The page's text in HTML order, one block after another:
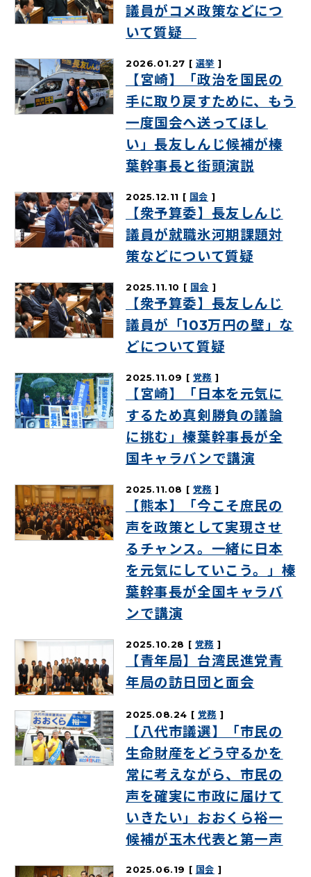
議員がコメ政策などにつ
いて質疑
2026.01.27 選挙
【宮崎】「政治を国民の
手に取り戻すために、もう
一度国会へ送ってほし
い」長友しんじ候補が榛
葉幹事長と街頭演説
2025.12.11 国会
【衆予算委】長友しんじ
議員が就職氷河期課題対
策などについて質疑
2025.11.10 国会
【衆予算委】長友しんじ
議員が「103万円の壁」な
どについて質疑
2025.11.09 党務
【宮崎】「日本を元気に
するため真剣勝負の議論
に挑む」榛葉幹事長が全
国キャラバンで講演
2025.11.08 党務
【熊本】「今こそ庶民の
声を政策として実現させ
るチャンス。一緒に日本
を元気にしていこう。」榛
葉幹事長が全国キャラバ
ンで講演
2025.10.28 党務
【青年局】台湾民進党青
年局の訪日団と面会
2025.08.24 党務
【八代市議選】「市民の
生命財産をどう守るかを
常に考えながら、市民の
声を確実に市政に届けて
いきたい」おおくら裕一
候補が玉木代表と第一声
2025.06.19 国会